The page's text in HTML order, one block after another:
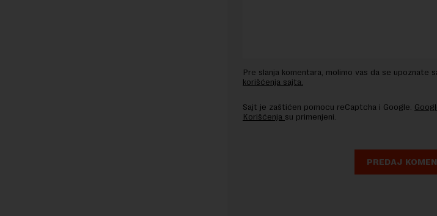
Pre slanja komentara, molimo vas da se upoznate
korišćenja sajta.
Sajt je zaštićen pomocu reCaptcha i Google.
Korišćenja su primenjeni.